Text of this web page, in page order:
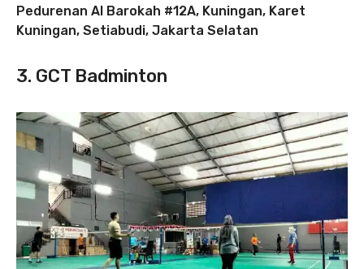
Pedurenan Al Barokah #12A, Kuningan, Karet
Kuningan, Setiabudi, Jakarta Selatan
3. GCT Badminton